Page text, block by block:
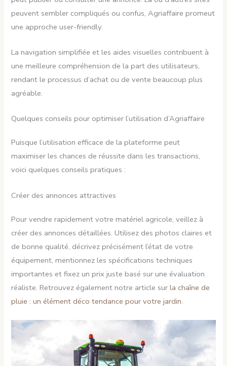
peuvent sembler compliqués ou confus, Agriaffaire promeut
une approche user-friendly.
La navigation simplifiée et les aides visuelles contribuent à
une meilleure compréhension de la part des utilisateurs,
rendant le processus d’achat ou de vente beaucoup plus
agréable.
Quelques conseils pour optimiser l’utilisation d’Agriaffaire
Puisque l’utilisation efficace de la plateforme peut
maximiser les chances de réussite dans les transactions,
voici quelques conseils pratiques :
Créer des annonces attractives
Pour vendre rapidement votre matériel agricole, veillez à
créer des annonces détaillées. Utilisez des photos claires et
de bonne qualité, décrivez précisément l’état de votre
équipement, mentionnez les spécifications techniques
importantes et fixez un prix juste basé sur une évaluation
réaliste. Retrouvez également notre article surla chaîne de
pluie : un élément déco tendance pour votre jardin.